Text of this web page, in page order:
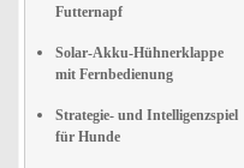
Futternapf
Solar-Akku-Hühnerklappe
mit Fernbedienung
Strategie- und Intelligenzspiel
für Hunde